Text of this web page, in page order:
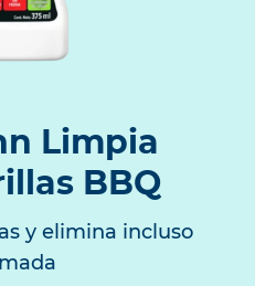
Limpia
BBQ
y elimina incluso